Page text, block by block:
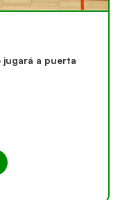
jugará a puerta